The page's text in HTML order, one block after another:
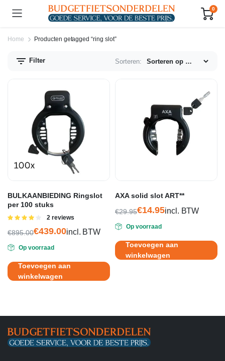
0
Home Producten getagged “ring slot”
Filter Sorteren:
BULKAANBIEDING Ringslot
per 100 stuks
Gewaardeerd
2 reviews
€895.00
prijs
was:
€895.00.
€439.00
prijs
is:
€439.00.
incl. BTW
Op voorraad
Toevoegen aan
winkelwagen
AXA solid slot ART**
€29.95
prijs
was:
€29.95.
€14.95
prijs
is:
€14.95.
incl. BTW
Op voorraad
Toevoegen aan
winkelwagen